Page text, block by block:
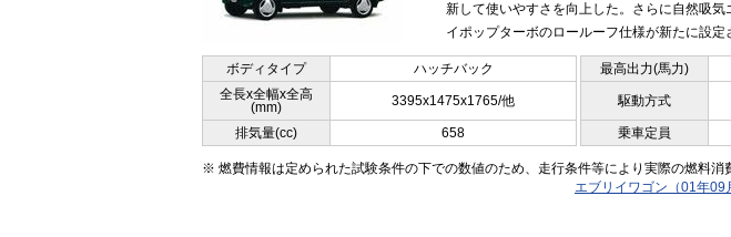
新して使いやすさを向上した。さらに自然吸
イポップターボのロールーフ仕様が新たに設
ボディタイプ ハッチバック 最高出力(馬力)
全長x全幅x全高
(mm)
3395x1475x1765/他 駆動方式
排気量(cc) 658 乗車定員
※ 燃費情報は定められた試験条件の下での数値のため、走行条件等により実際の燃料消
エブリイワゴン（01年